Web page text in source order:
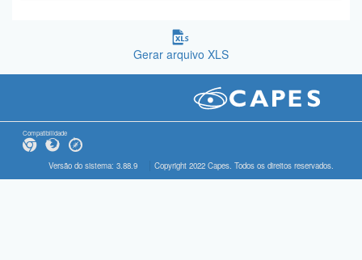
Gerar arquivo XLS
Compatibilidade
Versão do sistema: 3.88.9 Copyright 2022 Capes. Todos os direitos reservados.